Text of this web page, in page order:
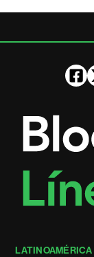
LATINOAMÉRICA